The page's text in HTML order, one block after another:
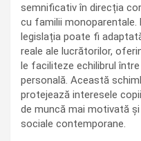
semnificativ în direcția
cu familii monoparentale.
legislația poate fi
reale ale lucrătorilor,
le faciliteze echilibrul
personală. Această
protejează interesele
de muncă mai motivată
sociale contemporane.